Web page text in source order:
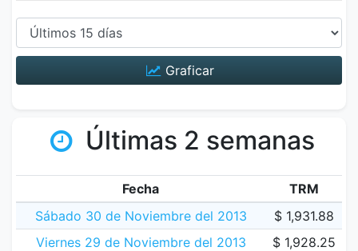
Graficar
Últimas 2 semanas
Fecha
TRM
Sábado 30 de Noviembre del 2013
$ 1,931.88
Viernes 29 de Noviembre del 2013
$ 1,928.25